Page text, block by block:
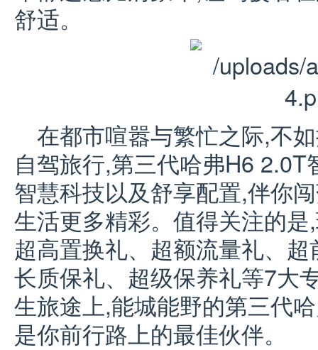
舒适。
在都市喧嚣与繁忙之际,不
自驾旅行,第三代哈弗H6
智慧科技以及舒享配置,伴你
生活更多精彩。值得关注的
超高置换礼、超额流量礼、
长质保礼、超级保养礼等7大
生旅途上,能城能野的第三代
是你前行路上的最佳伙伴。